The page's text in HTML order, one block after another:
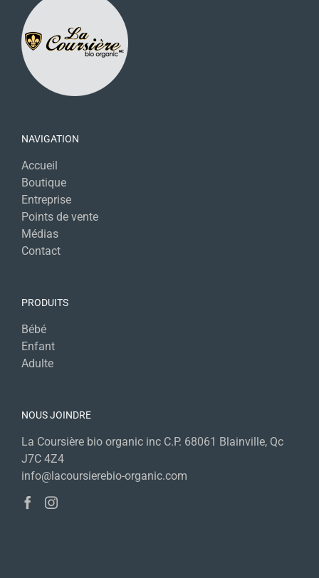
NAVIGATION
Accueil
Boutique
Entreprise
Points de vente
Médias
Contact
PRODUITS
Bébé
Enfant
Adulte
NOUS JOINDRE
La Coursière bio organic inc C.P. 68061 Blainville, Qc
J7C 4Z4
info@lacoursierebio-organic.com